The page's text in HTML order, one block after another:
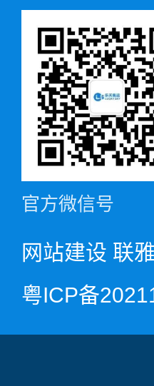
官方微信号
网站建设 联
粤ICP备